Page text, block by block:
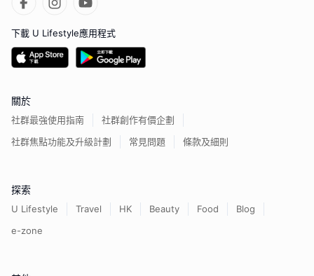
下載 U Lifestyle應用程式
關於
社群最強使用指南
社群創作有價企劃
社群焦點功能及升級計劃
常見問題 條款及細則
探索
U Lifestyle Travel HK Beauty Food
Blog
e-zone